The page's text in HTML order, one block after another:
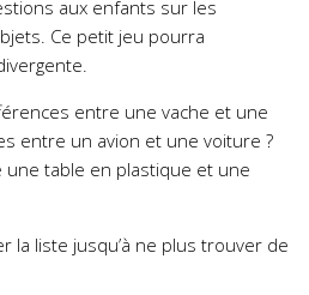
aux enfants sur les
Ce petit jeu pourra
entre une vache et une
entre un avion et une voiture ?
table en plastique et une
la liste jusqu’à ne plus trouver de